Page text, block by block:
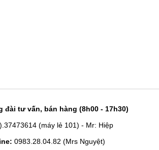
đài tư vấn, bán hàng (8h00 - 17h30)
(máy lẻ 101) - Mr: Hiệp
0983.28.04.82 (Mrs Nguyệt)